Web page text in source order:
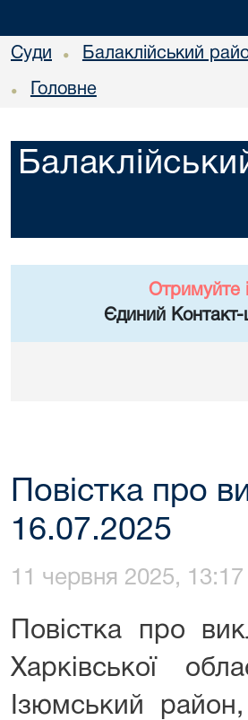
Суди • Балаклійський
• Головне
Отримуйте
Єдиний Контакт-
Повістка про
16.07.2025
11 червня 2025, 13:17
Повістка про
Харківської
Ізюмський